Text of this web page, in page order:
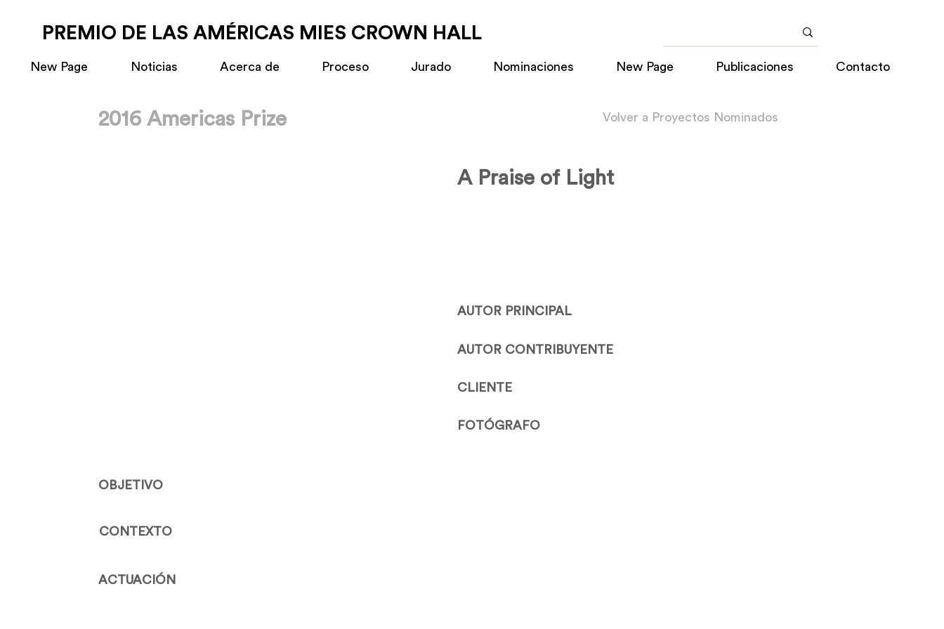
PREMIO DE LAS AMÉRICAS MIES CROWN HALL
New Page Noticias Acerca de Proceso Jurado Nominaciones New Page Publicaciones Contacto
2016 Americas Prize Volver a Proyectos Nominados
A Praise of Light
AUTOR PRINCIPAL
AUTOR CONTRIBUYENTE
CLIENTE
FOTÓGRAFO
OBJETIVO
CONTEXTO
ACTUACIÓN